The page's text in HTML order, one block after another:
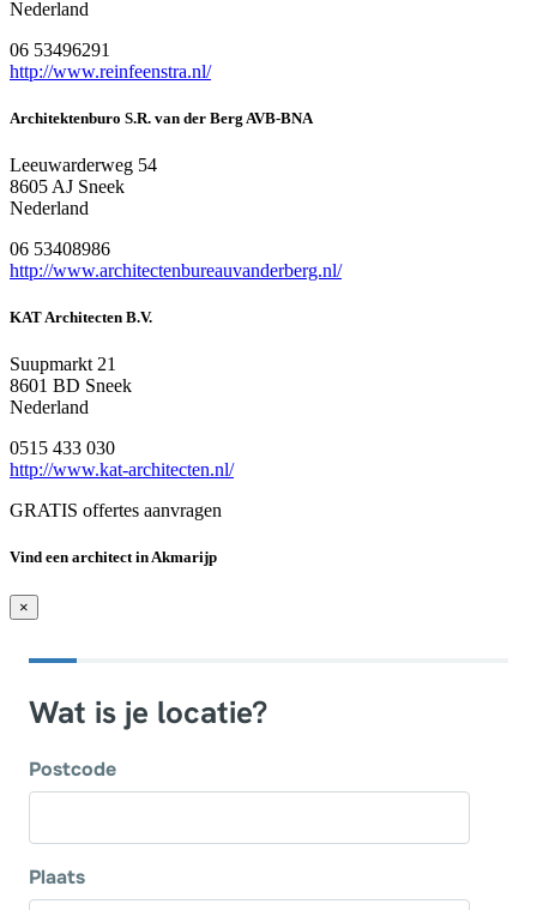
Nederland
06 53496291
http://www.reinfeenstra.nl/
Architektenburo S.R. van der Berg AVB-BNA
Leeuwarderweg 54
8605 AJ Sneek
Nederland
06 53408986
http://www.architectenbureauvanderberg.nl/
KAT Architecten B.V.
Suupmarkt 21
8601 BD Sneek
Nederland
0515 433 030
http://www.kat-architecten.nl/
GRATIS offertes aanvragen
Vind een architect in Akmarijp
×